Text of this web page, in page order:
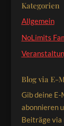
Kategorien
Allgemein
NoLimits
Blog via E-
Gib deine E-
abonnieren
Beiträge via